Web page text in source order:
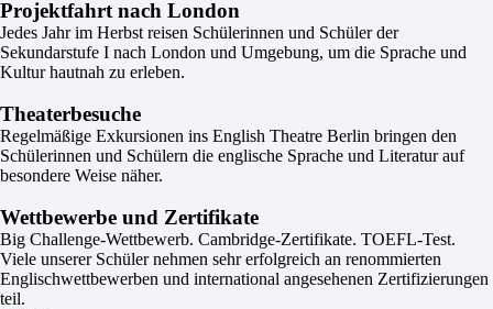
Projektfahrt nach London
Jedes Jahr im Herbst reisen Schülerinnen und Schüler der
Sekundarstufe I nach London und Umgebung, um die Sprache und
Kultur hautnah zu erleben.
Theaterbesuche
Regelmäßige Exkursionen ins English Theatre Berlin bringen den
Schülerinnen und Schülern die englische Sprache und Literatur auf
besondere Weise näher.
Wettbewerbe und Zertifikate
Big Challenge-Wettbewerb. Cambridge-Zertifikate. TOEFL-Test.
Viele unserer Schüler nehmen sehr erfolgreich an renommierten
Englischwettbewerben und international angesehenen Zertifizierungen
teil.